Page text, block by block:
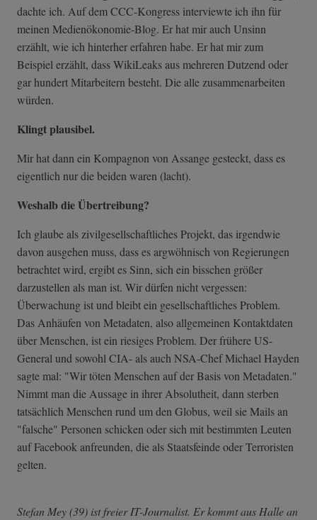
dachte ich. Auf dem CCC-Kongress interviewte ich ihn für
meinen Medienökonomie-Blog. Er hat mir auch Unsinn
erzählt, wie ich hinterher erfahren habe. Er hat mir zum
Beispiel erzählt, dass WikiLeaks aus mehreren Dutzend oder
gar hundert Mitarbeitern besteht. Die alle zusammenarbeiten
würden.
Klingt plausibel.
Mir hat dann ein Kompagnon von Assange gesteckt, dass es
eigentlich nur die beiden waren (lacht).
Weshalb die Übertreibung?
Ich glaube als zivilgesellschaftliches Projekt, das irgendwie
davon ausgehen muss, dass es argwöhnisch von Regierungen
betrachtet wird, ergibt es Sinn, sich ein bisschen größer
darzustellen als man ist. Wir dürfen nicht vergessen:
Überwachung ist und bleibt ein gesellschaftliches Problem.
Das Anhäufen von Metadaten, also allgemeinen Kontaktdaten
über Menschen, ist ein riesiges Problem. Der frühere US-
General und sowohl CIA- als auch NSA-Chef Michael Hayden
sagte mal: "Wir töten Menschen auf der Basis von Metadaten."
Nimmt man die Aussage in ihrer Absolutheit, dann sterben
tatsächlich Menschen rund um den Globus, weil sie Mails an
"falsche" Personen schicken oder sich mit bestimmten Leuten
auf Facebook anfreunden, die als Staatsfeinde oder Terroristen
gelten.
Stefan Mey (39) ist freier IT-Journalist. Er kommt aus Halle an